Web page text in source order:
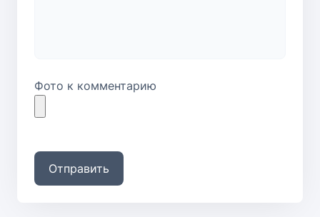
Фото к комментарию
Отправить